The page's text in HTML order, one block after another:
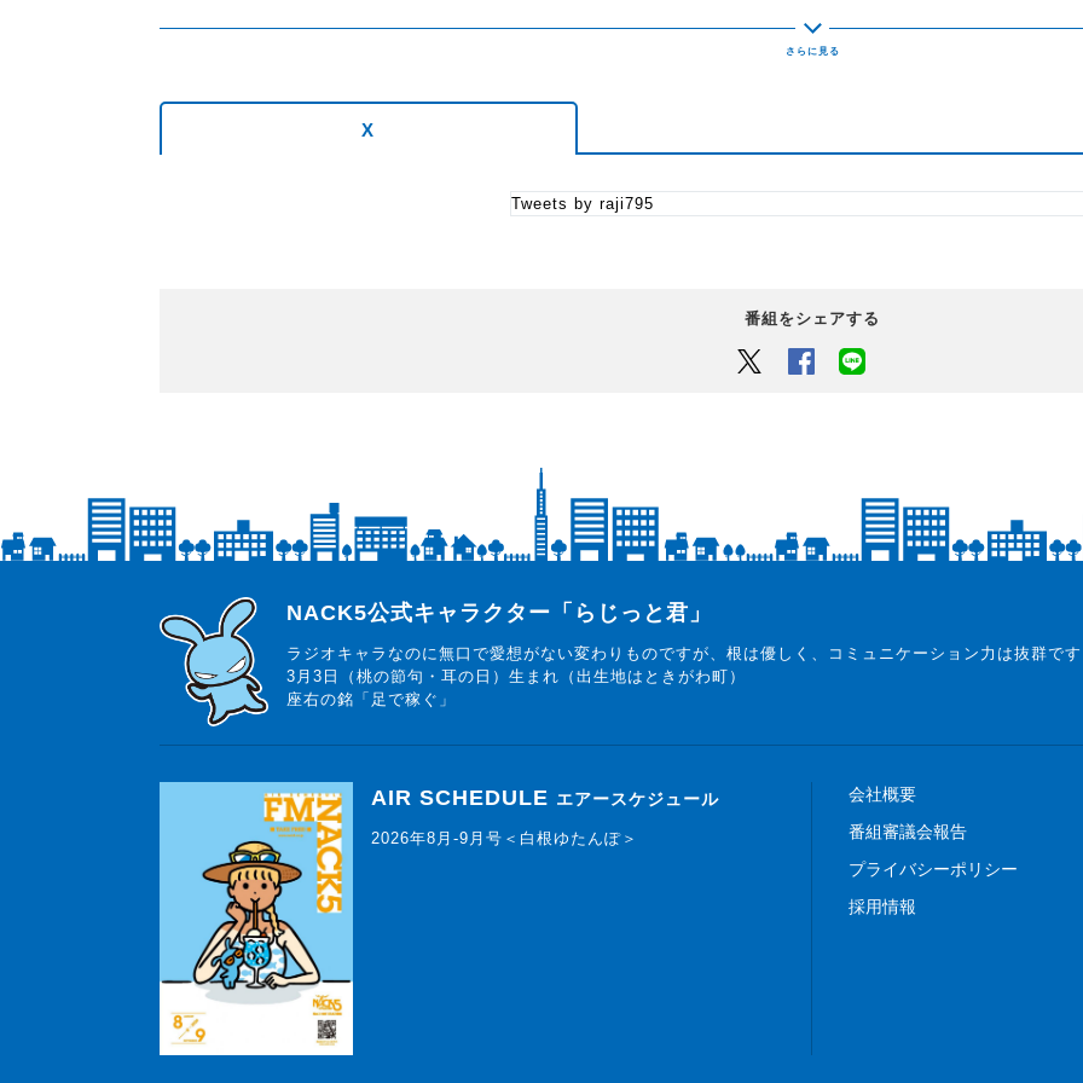
▼3時40分頃 ＜エロ知らんがな
※1～2行の短めのメッセージで
セリフで送ってきてください！
▼4時20分頃＜やだわえいきちの
最終的にやだわえいきちがそん
X
Tweets by raji795
番組をシェアする
Twitter Facebook
らじっと君
NACK5公式キャラクター「らじっと君」
ラジオキャラなのに無口で愛想がない変わりものですが、根は優しく、コミュニケーション力は抜群です
3月3日（桃の節句・耳の日）生まれ（出生地はときがわ町）
座右の銘「足で稼ぐ」
AIR SCHEDULE エアースケジュール
2026年8月-9月号＜白根ゆたんぽ＞
会社概要
番組審議会報告
プライバシーポリシー
採用情報